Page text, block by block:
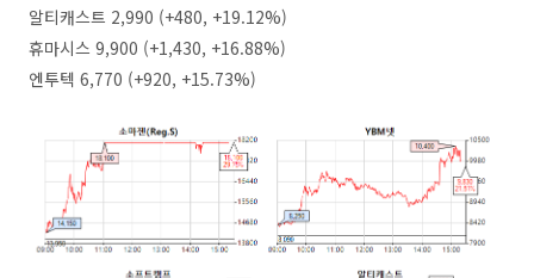
알티캐스트 2,990 (+480, +19.12%)
휴마시스 9,900 (+1,430, +16.88%)
엔투텍 6,770 (+920, +15.73%)